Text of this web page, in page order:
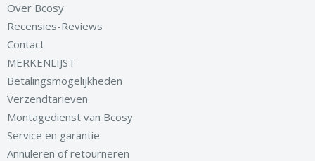
Over Bcosy
Recensies-Reviews
Contact
MERKENLIJST
Betalingsmogelijkheden
Verzendtarieven
Montagedienst van Bcosy
Service en garantie
Annuleren of retourneren